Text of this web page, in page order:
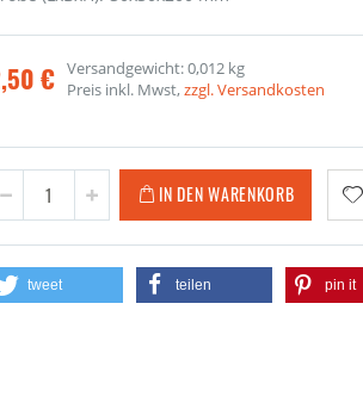
€ Versandgewicht: 0,012 kg
Preis inkl. Mwst,zzgl. Versandkosten
IN DEN WARENKORB
tweet teilen pin it